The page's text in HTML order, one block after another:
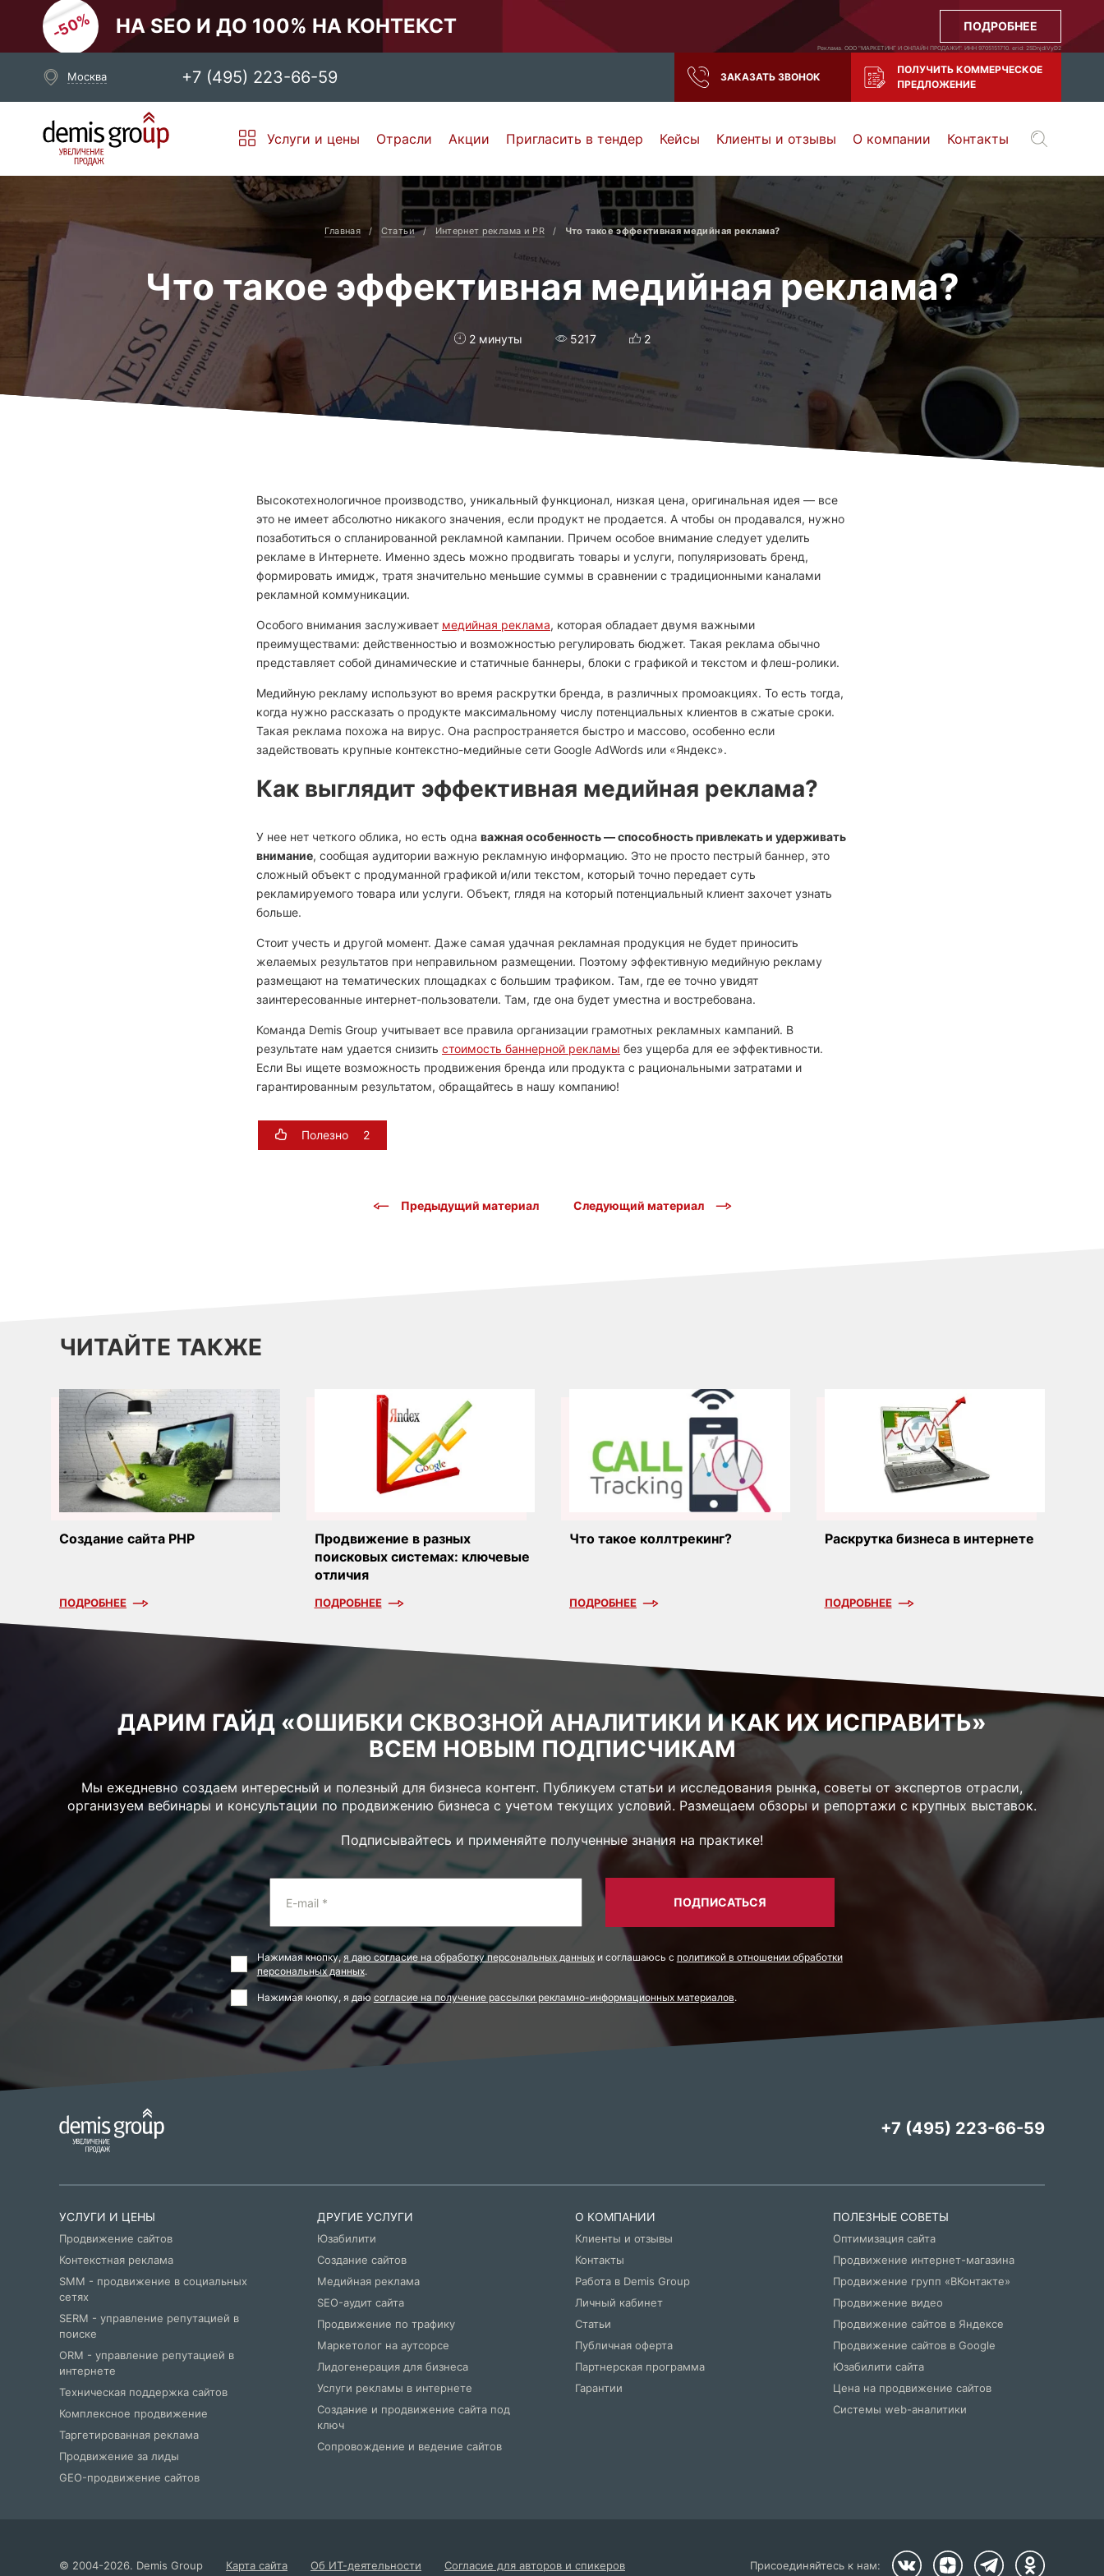
НА SEO И ДО 100% НА КОНТЕКСТ ПОДРОБНЕЕ
Реклама. ООО "МАРКЕТИНГ И ОНЛАЙН ПРОДАЖИ". ИНН 9705151710. erid: 2SDnjdiVyD2
Москва +7 (495) 223-66-59 ЗАКАЗАТЬ ЗВОНОК
ПОЛУЧИТЬ КОММЕРЧЕСКОЕ
ПРЕДЛОЖЕНИЕ
Выберите свой город
Москва Санкт-Петербург Нижний Новгород Тамбов Воронеж
Тула
Екатеринбург Самара Ростов-на-Дону Казань и все регионы РФ
Услуги и цены Отрасли Акции Пригласить в тендер Кейсы Клиенты и отзывы О компании Контакты
Главная Статьи Интернет реклама и PR Что такое эффективная медийная реклама?
Что такое эффективная медийная реклама?
2 минуты 5217 2
Высокотехнологичное производство, уникальный функционал, низкая цена, оригинальная идея — все
это не имеет абсолютно никакого значения, если продукт не продается. А чтобы он продавался, нужно
позаботиться о спланированной рекламной кампании. Причем особое внимание следует уделить
рекламе в Интернете. Именно здесь можно продвигать товары и услуги, популяризовать бренд,
формировать имидж, тратя значительно меньшие суммы в сравнении с традиционными каналами
рекламной коммуникации.
Особого внимания заслуживает медийная реклама, которая обладает двумя важными
преимуществами: действенностью и возможностью регулировать бюджет. Такая реклама обычно
представляет собой динамические и статичные баннеры, блоки с графикой и текстом и флеш-ролики.
Медийную рекламу используют во время раскрутки бренда, в различных промоакциях. То есть тогда,
когда нужно рассказать о продукте максимальному числу потенциальных клиентов в сжатые сроки.
Такая реклама похожа на вирус. Она распространяется быстро и массово, особенно если
задействовать крупные контекстно-медийные сети Google AdWords или «Яндекс».
Как выглядит эффективная медийная реклама?
У нее нет четкого облика, но есть одна важная особенность — способность привлекать и удерживать
внимание, сообщая аудитории важную рекламную информацию. Это не просто пестрый баннер, это
сложный объект с продуманной графикой и/или текстом, который точно передает суть
рекламируемого товара или услуги. Объект, глядя на который потенциальный клиент захочет узнать
больше.
Стоит учесть и другой момент. Даже самая удачная рекламная продукция не будет приносить
желаемых результатов при неправильном размещении. Поэтому эффективную медийную рекламу
размещают на тематических площадках с большим трафиком. Там, где ее точно увидят
заинтересованные интернет-пользователи. Там, где она будет уместна и востребована.
Команда Demis Group учитывает все правила организации грамотных рекламных кампаний. В
результате нам удается снизить стоимость баннерной рекламы без ущерба для ее эффективности.
Если Вы ищете возможность продвижения бренда или продукта с рациональными затратами и
гарантированным результатом, обращайтесь в нашу компанию!
Полезно 2
Предыдущий материал Следующий материал
ЧИТАЙТЕ ТАКЖЕ
Создание сайта PHP
ПОДРОБНЕЕ
Продвижение в разных
поисковых системах: ключевые
отличия
ПОДРОБНЕЕ
Что такое коллтрекинг?
ПОДРОБНЕЕ
Раскрутка бизнеса в интернете
ПОДРОБНЕЕ
ДАРИМ ГАЙД «ОШИБКИ СКВОЗНОЙ АНАЛИТИКИ И КАК ИХ ИСПРАВИТЬ»
ВСЕМ НОВЫМ ПОДПИСЧИКАМ
Мы ежедневно создаем интересный и полезный для бизнеса контент. Публикуем статьи и исследования рынка, советы от экспертов отрасли,
организуем вебинары и консультации по продвижению бизнеса с учетом текущих условий. Размещаем обзоры и репортажи с крупных выставок.
Подписывайтесь и применяйте полученные знания на практике!
E-mail * ПОДПИСАТЬСЯ
Нажимая кнопку,я даю согласие на обработку персональных данныхи соглашаюсь с политикой в отношении обработки
персональных данных.
Нажимая кнопку, я даю согласие на получение рассылки рекламно-информационных материалов.
+7 (495) 223-66-59
УСЛУГИ И ЦЕНЫ
Продвижение сайтов
Контекстная реклама
SMM - продвижение в социальных
сетях
SERM - управление репутацией в
поиске
ORM - управление репутацией в
интернете
Техническая поддержка сайтов
Комплексное продвижение
Таргетированная реклама
Продвижение за лиды
GEO-продвижение сайтов
ДРУГИЕ УСЛУГИ
Юзабилити
Создание сайтов
Медийная реклама
SEO-аудит сайта
Продвижение по трафику
Маркетолог на аутсорсе
Лидогенерация для бизнеса
Услуги рекламы в интернете
Создание и продвижение сайта под
ключ
Сопровождение и ведение сайтов
О КОМПАНИИ
Клиенты и отзывы
Контакты
Работа в Demis Group
Личный кабинет
Статьи
Публичная оферта
Партнерская программа
Гарантии
ПОЛЕЗНЫЕ СОВЕТЫ
Оптимизация сайта
Продвижение интернет-магазина
Продвижение групп «ВКонтакте»
Продвижение видео
Продвижение сайтов в Яндексе
Продвижение сайтов в Google
Юзабилити сайта
Цена на продвижение сайтов
Системы web-аналитики
Присоединяйтесь к нам:
Согласие для авторов и спикеров
Об ИТ-деятельности
Карта сайта
© 2004-2026. Demis Group